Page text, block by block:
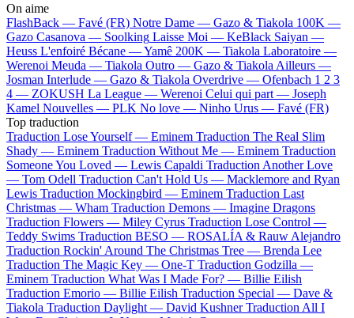
On aime
FlashBack — Favé (FR) Notre Dame — Gazo & Tiakola 100K —
Gazo Casanova — Soolking Laisse Moi — KeBlack Saiyan —
Heuss L'enfoiré Bécane —Yamê 200K — Tiakola Laboratoire —
Werenoi Meuda — Tiakola Outro — Gazo & Tiakola Ailleurs —
Josman Interlude — Gazo & Tiakola Overdrive — Ofenbach 1 2 3
4 — ZOKUSH La League — Werenoi Celui qui part — Joseph
Kamel Nouvelles — PLK No love — Ninho Urus — Favé (FR)
Top traduction
Traduction Lose Yourself — Eminem Traduction The Real Slim
Shady — Eminem Traduction Without Me — Eminem Traduction
Someone You Loved — Lewis Capaldi Traduction Another Love
— Tom Odell Traduction Can't Hold Us — Macklemore and Ryan
Lewis Traduction Mockingbird — Eminem Traduction Last
Christmas — Wham Traduction Demons — Imagine Dragons
Traduction Flowers — Miley Cyrus Traduction Lose Control —
Teddy Swims Traduction BESO — ROSALÍA & Rauw Alejandro
Traduction Rockin' Around The Christmas Tree — Brenda Lee
Traduction The Magic Key — One-T Traduction Godzilla —
Eminem Traduction What Was I Made For? — Billie Eilish
Traduction Emorio — Billie Eilish Traduction Special — Dave &
Tiakola Traduction Daylight — David Kushner Traduction All I